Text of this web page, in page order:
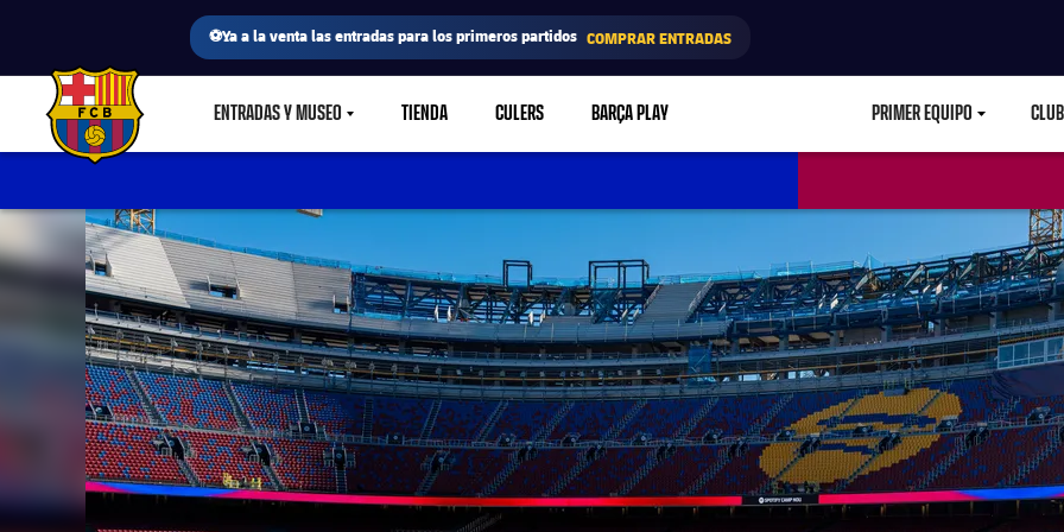
⚽Ya a la venta las entradas para los primeros partidos COMPRAR ENTRADAS
FC Barcelona club badge ENTRADAS Y MUSEOLABEL.SHARE.CARETDOWN
TIENDA CULERS BARÇA PLAY PRIMER EQUIPO CLUB